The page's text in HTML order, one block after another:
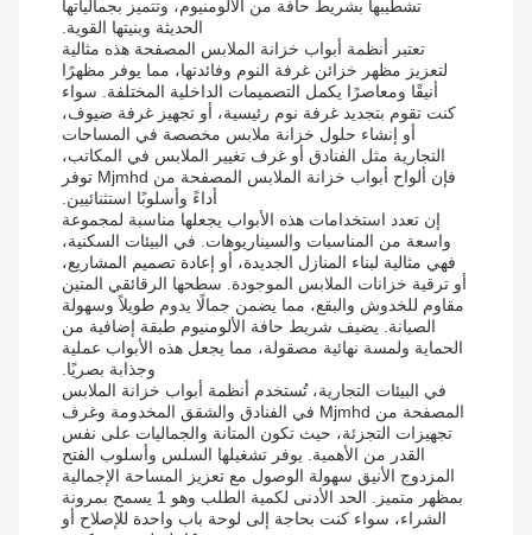
تشطيبها بشريط حافة من الألومنيوم، وتتميز بجمالياتها
الحديثة وبنيتها القوية.
تعتبر أنظمة أبواب خزانة الملابس المصفحة هذه مثالية
لتعزيز مظهر خزائن غرفة النوم وفائدتها، مما يوفر مظهرًا
أنيقًا ومعاصرًا يكمل التصميمات الداخلية المختلفة. سواء
كنت تقوم بتجديد غرفة نوم رئيسية، أو تجهيز غرفة ضيوف،
أو إنشاء حلول خزانة ملابس مخصصة في المساحات
التجارية مثل الفنادق أو غرف تغيير الملابس في المكاتب،
فإن ألواح أبواب خزانة الملابس المصفحة من Mjmhd توفر
أداءً وأسلوبًا استثنائيين.
إن تعدد استخدامات هذه الأبواب يجعلها مناسبة لمجموعة
واسعة من المناسبات والسيناريوهات. في البيئات السكنية،
فهي مثالية لبناء المنازل الجديدة، أو إعادة تصميم المشاريع،
أو ترقية خزانات الملابس الموجودة. سطحها الرقائقي المتين
مقاوم للخدوش والبقع، مما يضمن جمالًا يدوم طويلاً وسهولة
الصيانة. يضيف شريط حافة الألومنيوم طبقة إضافية من
الحماية ولمسة نهائية مصقولة، مما يجعل هذه الأبواب عملية
وجذابة بصريًا.
في البيئات التجارية، تُستخدم أنظمة أبواب خزانة الملابس
المصفحة من Mjmhd في الفنادق والشقق المخدومة وغرف
تجهيزات التجزئة، حيث تكون المتانة والجماليات على نفس
القدر من الأهمية. يوفر تشغيلها السلس وأسلوب الفتح
المزدوج الأنيق سهولة الوصول مع تعزيز المساحة الإجمالية
بمظهر متميز. الحد الأدنى لكمية الطلب وهو 1 يسمح بمرونة
الشراء، سواء كنت بحاجة إلى لوحة باب واحدة للإصلاح أو